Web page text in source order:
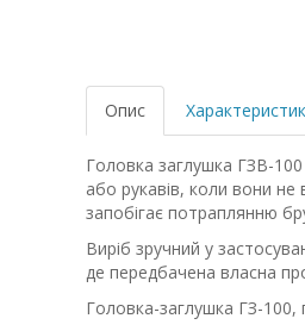
Опис
Головка заглушка ГЗВ-
або рукавів, коли вони
запобігає потраплянню
Виріб зручний у
де передбачена власна
Головка-заглушка ГЗ-